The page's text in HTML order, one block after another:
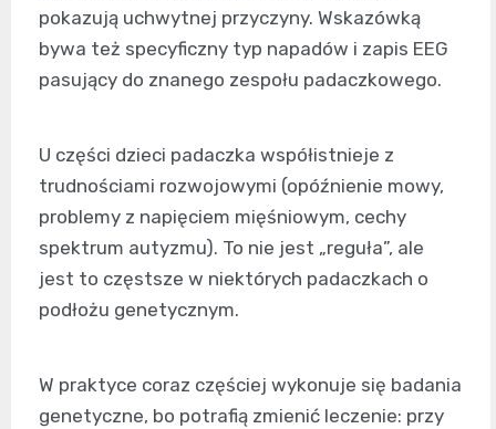
pokazują uchwytnej przyczyny. Wskazówką
bywa też specyficzny typ napadów i zapis EEG
pasujący do znanego zespołu padaczkowego.
U części dzieci padaczka współistnieje z
trudnościami rozwojowymi (opóźnienie mowy,
problemy z napięciem mięśniowym, cechy
spektrum autyzmu). To nie jest „reguła”, ale
jest to częstsze w niektórych padaczkach o
podłożu genetycznym.
W praktyce coraz częściej wykonuje się badania
genetyczne, bo potrafią zmienić leczenie: przy